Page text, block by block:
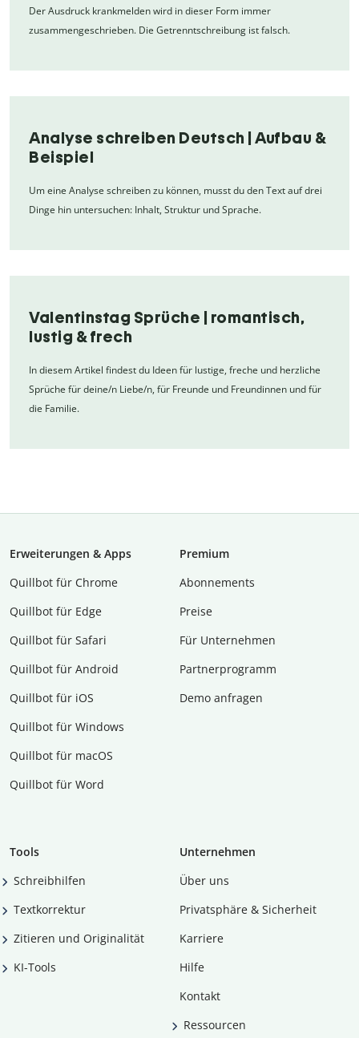
Der Ausdruck krankmelden wird in dieser Form immer
zusammengeschrieben. Die Getrenntschreibung ist falsch.
Analyse schreiben Deutsch | Aufbau &
Beispiel
Um eine Analyse schreiben zu können, musst du den Text auf drei
Dinge hin untersuchen: Inhalt, Struktur und Sprache.
Valentinstag Sprüche | romantisch,
lustig & frech
In diesem Artikel findest du Ideen für lustige, freche und herzliche
Sprüche für deine/n Liebe/n, für Freunde und Freundinnen und für
die Familie.
Erweiterungen & Apps
Quillbot für Chrome
Quillbot für Edge
Quillbot für Safari
Quillbot für Android
Quillbot für iOS
Quillbot für Windows
Quillbot für macOS
Quillbot für Word
Premium
Abon­ne­ments
Preise
Für Unternehmen
Partnerprogramm
Demo anfragen
Tools
Schreibhilfen
Textkorrektur
Zitieren und Originalität
KI-Tools
Unternehmen
Über uns
Privatsphäre & Sicherheit
Karriere
Hilfe
Kontakt
Ressourcen